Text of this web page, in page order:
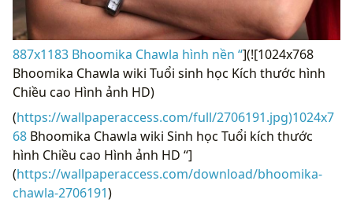
887x1183 Bhoomika Chawla hình nền “](![1024x768
Bhoomika Chawla wiki Tuổi sinh học Kích thước hình
Chiều cao Hình ảnh HD)
(https://wallpaperaccess.com/full/2706191.jpg)1024x7
68 Bhoomika Chawla wiki Sinh học Tuổi kích thước
hình Chiều cao Hình ảnh HD “]
(https://wallpaperaccess.com/download/bhoomika-
chawla-2706191)